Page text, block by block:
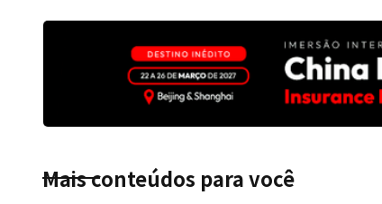
Mais conteúdos para você